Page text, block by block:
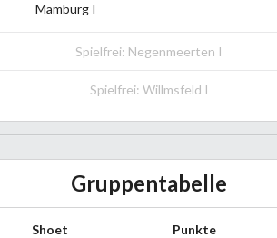
Mamburg I
Spielfrei: Negenmeerten I
Spielfrei: Willmsfeld I
Gruppentabelle
Shoet Punkte